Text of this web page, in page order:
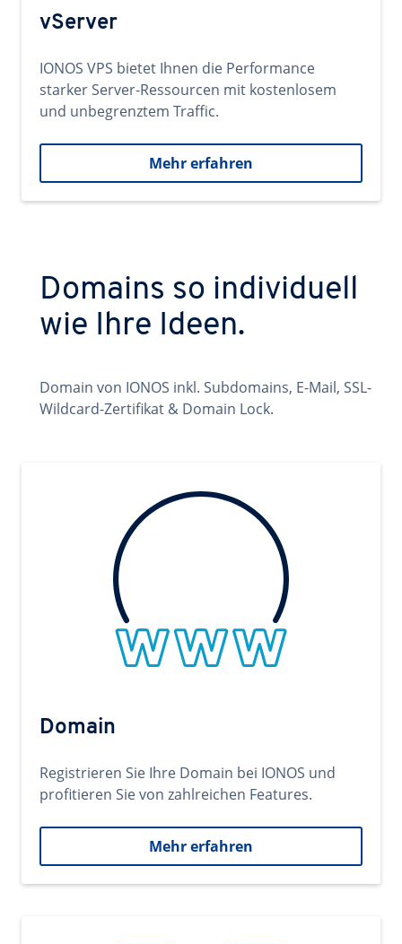
vServer
IONOS VPS bietet Ihnen die Performance
starker Server-Ressourcen mit kostenlosem
und unbegrenztem Traffic.
Mehr erfahren
Domains so individuell
wie Ihre Ideen.
Domain von IONOS inkl. Subdomains, E-Mail, SSL-
Wildcard-Zertifikat & Domain Lock.
Domain
Registrieren Sie Ihre Domain bei IONOS und
profitieren Sie von zahlreichen Features.
Mehr erfahren